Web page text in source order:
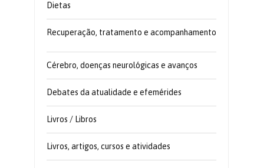
Dietas
Recuperação, tratamento e acompanhamento
Cérebro, doenças neurológicas e avanços
Debates da atualidade e efemérides
Livros / Libros
Livros, artigos, cursos e atividades